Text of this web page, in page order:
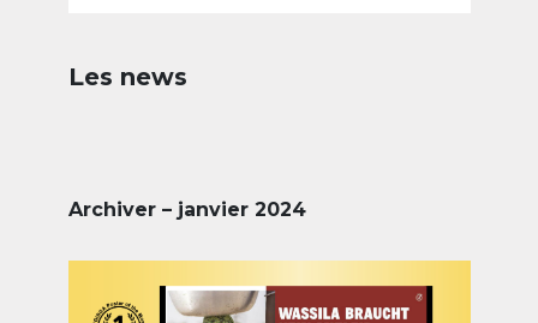
Les news
Archiver – janvier 2024